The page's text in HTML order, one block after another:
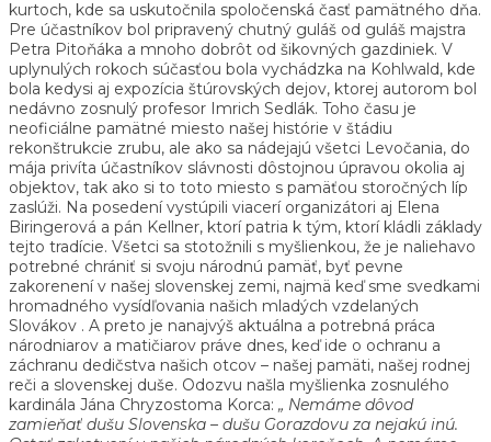
kurtoch, kde sa uskutočnila spoločenská časť pamätného dňa.
Pre účastníkov bol pripravený chutný guláš od guláš majstra
Petra Pitoňáka a mnoho dobrôt od šikovných gazdiniek. V
uplynulých rokoch súčasťou bola vychádzka na Kohlwald, kde
bola kedysi aj expozícia štúrovských dejov, ktorej autorom bol
nedávno zosnulý profesor Imrich Sedlák. Toho času je
neoficiálne pamätné miesto našej histórie v štádiu
rekonštrukcie zrubu, ale ako sa nádejajú všetci Levočania, do
mája privíta účastníkov slávnosti dôstojnou úpravou okolia aj
objektov, tak ako si to toto miesto s pamäťou storočných líp
zaslúži. Na posedení vystúpili viacerí organizátori aj Elena
Biringerová a pán Kellner, ktorí patria k tým, ktorí kládli základy
tejto tradície. Všetci sa stotožnili s myšlienkou, že je naliehavo
potrebné chrániť si svoju národnú pamäť, byť pevne
zakorenení v našej slovenskej zemi, najmä keď sme svedkami
hromadného vysídľovania našich mladých vzdelaných
Slovákov . A preto je nanajvýš aktuálna a potrebná práca
národniarov a matičiarov práve dnes, keď ide o ochranu a
záchranu dedičstva našich otcov – našej pamäti, našej rodnej
reči a slovenskej duše. Odozvu našla myšlienka zosnulého
kardinála Jána Chryzostoma Korca: „ Nemáme dôvod
zamieňať dušu Slovenska – dušu Gorazdovu za nejakú inú.